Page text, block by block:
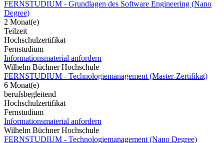
FERNSTUDIUM - Grundlagen des Software Engineering (Nano
Degree)
2 Monat(e)
Teilzeit
Hochschulzertifikat
Fernstudium
Informationsmaterial anfordern
Wilhelm Büchner Hochschule
FERNSTUDIUM - Technologiemanagement (Master-Zertifikat)
6 Monat(e)
berufsbegleitend
Hochschulzertifikat
Fernstudium
Informationsmaterial anfordern
Wilhelm Büchner Hochschule
FERNSTUDIUM - Technologiemanagement (Nano Degree)